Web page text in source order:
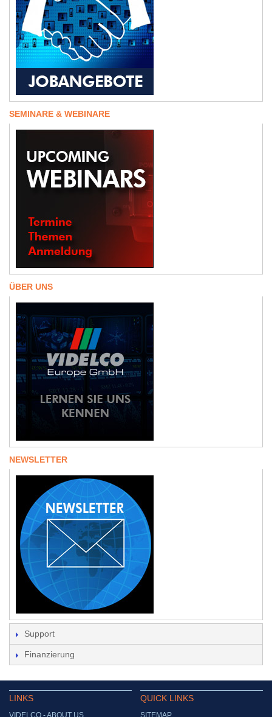
SEMINARE & WEBINARE
ÜBER UNS
NEWSLETTER
Support
Finanzierung
LINKS
VIDELCO - ABOUT US
QUICK LINKS
SITEMAP